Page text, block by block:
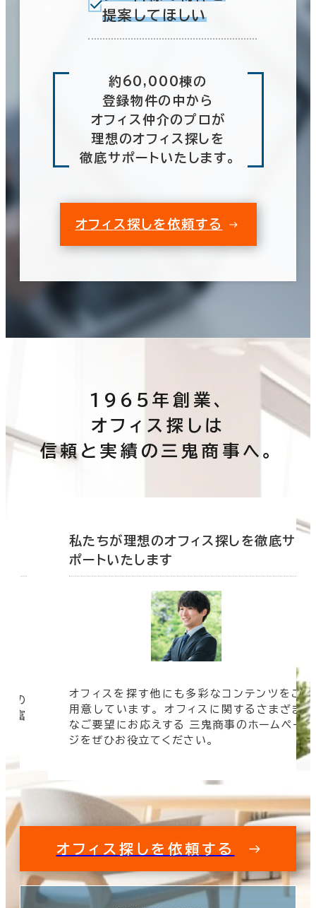
提案してほしい
約60,000棟の
登録物件の中から
オフィス仲介のプロが
理想のオフィス探しを
徹底サポートいたします。
オフィス探しを依頼する
栃木県
群馬県 (77)
埼玉県 (230)
千葉県 (404)
神奈川県 (1,067)
該当数 0室(0棟)
5分以内
入居可能時期
即入居可能
６か月以上
建築中 1年以内
5年以内
1階 2階以上
その他
制震・免震構造
1フロア面積100坪以上
該当数
0室(0棟)
この条件で検索する
1965年創業、
オフィス探しは
信頼と実績の三鬼商事へ。
の
豊富
私たちが理想のオフィス探しを徹底サ
ポートいたします
オフィスを探す他にも多彩なコンテンツをご
用意しています。 オフィスに関するさまざま
なご要望にお応えする 三鬼商事のホームペー
ジをぜひお役立てください。
オフィス探しを依頼する